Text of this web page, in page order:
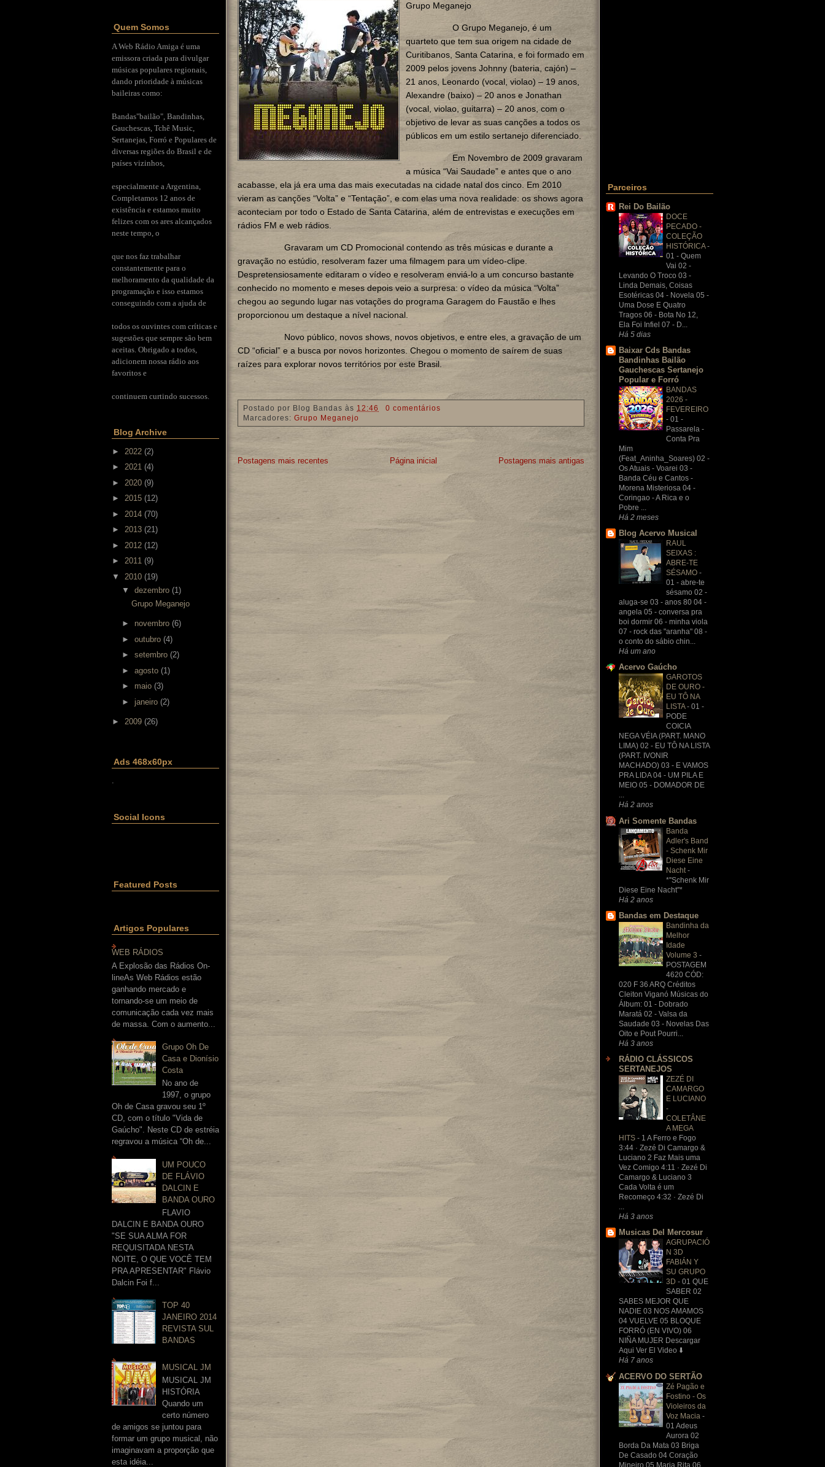
Quem Somos
A Web Rádio Amiga é uma
emissora criada para divulgar
músicas populares regionais,
dando prioridade à músicas
baileiras como:
Bandas"bailão", Bandinhas,
Gauchescas, Tchê Music,
Sertanejas, Forró e Populares de
diversas regiões do Brasil e de
países vizinhos,
especialmente a Argentina,
Completamos 12 anos de
existência e estamos muito
felizes com os ares alcançados
neste tempo, o
que nos faz trabalhar
constantemente para o
melhoramento da qualidade da
programação e isso estamos
conseguindo com a ajuda de
todos os ouvintes com críticas e
sugestões que sempre são bem
aceitas. Obrigado a todos,
adicionem nossa rádio aos
favoritos e
continuem curtindo sucessos.
Blog Archive
► 2022 (2)
► 2021 (4)
► 2020 (9)
► 2015 (12)
► 2014 (70)
► 2013 (21)
► 2012 (12)
► 2011 (9)
▼ 2010 (19)
▼ dezembro (1)
Grupo Meganejo
► novembro (6)
► outubro (4)
► setembro (2)
► agosto (1)
► maio (3)
► janeiro (2)
► 2009 (26)
Ads 468x60px
.
Social Icons
Featured Posts
Artigos Populares
WEB RÁDIOS
A Explosão das Rádios On-
lineAs Web Rádios estão
ganhando mercado e
tornando-se um meio de
comunicação cada vez mais
de massa. Com o aumento...
Grupo Oh De
Casa e Dionísio
Costa
No ano de
1997, o grupo
Oh de Casa gravou seu 1º
CD, com o título "Vida de
Gaúcho". Neste CD de estréia
regravou a música “Oh de...
UM POUCO
DE FLÁVIO
DALCIN E
BANDA OURO
FLAVIO
DALCIN E BANDA OURO
"SE SUA ALMA FOR
REQUISITADA NESTA
NOITE, O QUE VOCÊ TEM
PRA APRESENTAR" Flávio
Dalcin Foi f...
TOP 40
JANEIRO 2014
REVISTA SUL
BANDAS
MUSICAL JM
MUSICAL JM
HISTÓRIA
Quando um
certo número
de amigos se juntou para
formar um grupo musical, não
imaginavam a proporção que
esta idéia...
Grupo Meganejo
O Grupo Meganejo, é um
quarteto que tem sua origem na cidade de
Curitibanos, Santa Catarina, e foi formado em
2009 pelos jovens Johnny (bateria, cajón) –
21 anos, Leonardo (vocal, violao) – 19 anos,
Alexandre (baixo) – 20 anos e Jonathan
(vocal, violao, guitarra) – 20 anos, com o
objetivo de levar as suas canções a todos os
públicos em um estilo sertanejo diferenciado.
Em Novembro de 2009 gravaram
a música “Vai Saudade” e antes que o ano
acabasse, ela já era uma das mais executadas na cidade natal dos cinco. Em 2010
vieram as canções “Volta” e “Tentação”, e com elas uma nova realidade: os shows agora
aconteciam por todo o Estado de Santa Catarina, além de entrevistas e execuções em
rádios FM e web rádios.
Gravaram um CD Promocional contendo as três músicas e durante a
gravação no estúdio, resolveram fazer uma filmagem para um vídeo-clipe.
Despretensiosamente editaram o vídeo e resolveram enviá-lo a um concurso bastante
conhecido no momento e meses depois veio a surpresa: o vídeo da música “Volta”
chegou ao segundo lugar nas votações do programa Garagem do Faustão e lhes
proporcionou um destaque a nível nacional.
Novo público, novos shows, novos objetivos, e entre eles, a gravação de um
CD “oficial” e a busca por novos horizontes. Chegou o momento de saírem de suas
raízes para explorar novos territórios por este Brasil.
Postado por Blog Bandas às 12:46
0 comentários
Marcadores: Grupo Meganejo
Postagens mais recentes Postagens mais antigas
Página inicial
Parceiros
Rei Do Bailão
DOCE
PECADO -
COLEÇÃO
HISTÓRICA-
01 - Quem
Vai 02 -
Levando O Troco 03 -
Linda Demais, Coisas
Esotéricas 04 - Novela 05 -
Uma Dose E Quatro
Tragos 06 - Bota No 12,
Ela Foi Infiel 07 - D...
Há 5 dias
Baixar Cds Bandas
Bandinhas Bailão
Gauchescas Sertanejo
Popular e Forró
BANDAS
2026 -
FEVEREIRO
- 01 -
Passarela -
Conta Pra
Mim
(Feat_Aninha_Soares) 02 -
Os Atuais - Voarei 03 -
Banda Céu e Cantos -
Morena Misteriosa 04 -
Coringao - A Rica e o
Pobre ...
Há 2 meses
Blog Acervo Musical
RAUL
SEIXAS :
ABRE-TE
SÉSAMO -
01 - abre-te
sésamo 02 -
aluga-se 03 - anos 80 04 -
angela 05 - conversa pra
boi dormir 06 - minha viola
07 - rock das "aranha" 08 -
o conto do sábio chin...
Há um ano
Acervo Gaúcho
GAROTOS
DE OURO -
EU TÔ NA
LISTA- 01 -
PODE
COICIA
NEGA VÉIA (PART. MANO
LIMA) 02 - EU TÔ NA LISTA
(PART. IVONIR
MACHADO) 03 - E VAMOS
PRA LIDA 04 - UM PILA E
MEIO 05 - DOMADOR DE
...
Há 2 anos
Ari Somente Bandas
Banda
Adler's Band
- Schenk Mir
Diese Eine
Nacht -
*''Schenk Mir
Diese Eine Nacht''*
Há 2 anos
Bandas em Destaque
Bandinha da
Melhor
Idade
Volume 3 -
POSTAGEM
4620 CÓD:
020 F 36 ARQ Créditos
Cleiton Viganó Músicas do
Álbum: 01 - Dobrado
Maratá 02 - Valsa da
Saudade 03 - Novelas Das
Oito e Pout Pourri...
Há 3 anos
RÁDIO CLÁSSICOS
SERTANEJOS
ZEZÉ DI
CAMARGO
E LUCIANO
-
COLETÂNE
A MEGA
HITS - 1 A Ferro e Fogo
3:44 · Zezé Di Camargo &
Luciano 2 Faz Mais uma
Vez Comigo 4:11 · Zezé Di
Camargo & Luciano 3
Cada Volta é um
Recomeço 4:32 · Zezé Di
...
Há 3 anos
Musicas Del Mercosur
AGRUPACIÓ
N 3D
FABIÁN Y
SU GRUPO
3D - 01 QUE
SABER 02
SABES MEJOR QUE
NADIE 03 NOS AMAMOS
04 VUELVE 05 BLOQUE
FORRÓ (EN VIVO) 06
NIÑA MUJER Descargar
Aqui Ver El Video ⬇️
Há 7 anos
ACERVO DO SERTÃO
Zé Pagão e
Fostino - Os
Violeiros da
Voz Macia -
01 Adeus
Aurora 02
Borda Da Mata 03 Briga
De Casado 04 Coração
Mineiro 05 Maria Rita 06